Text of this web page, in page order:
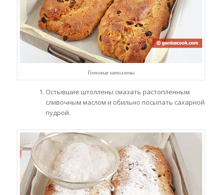
Готовые штоллены
Остывшие штоллены смазать растопленным
сливочным маслом и обильно посыпать сахарной
пудрой.